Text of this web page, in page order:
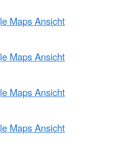
Maps Ansicht
Maps Ansicht
Maps Ansicht
Maps Ansicht